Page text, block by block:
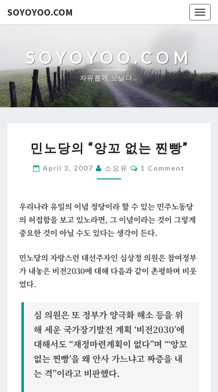
SOYOYOO.COM
SOYOYOO.COM
자유롭게 노닐다…
노
당
의
꼬
없
는
빵”
민노당의 “앙꼬 없는 찐빵”
April 3, 2007 소요유 Comments
1 Comment
우리나라 유일의 이념 정당이라 할 수 있는 민주노동당
의 허접함을 보고 있노라면, 그 이념이라는 것이 그렇게
중요한 것이 아닐 수도 있다는 생각이 든다.
민노당의 자랑스런 대선주자인 심상정 의원은 참여정부
가 내놓은 비전2030에 대해 다음과 같이 촌평하며 비웃
었다.
심 의원은 또 정부가 양극화 해소 등을 위
해 세운 국가장기발전 계획 ‘비전2030’에
대해서도 “재정마련계획이 없다”며 “‘앙꼬
없는 찐빵’을 왜 안사 가느냐고 짜증을 내
는 격”이라고 비판했다.